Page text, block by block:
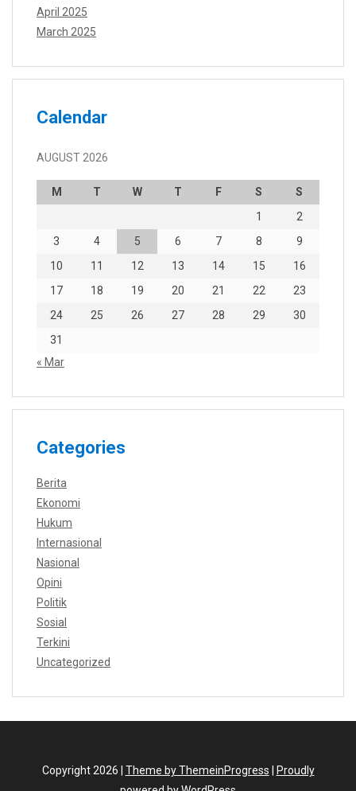
April 2025
March 2025
Calendar
AUGUST 2026
M T W T F S
S
1
2
3
4 5 6 7 8
9
10
11 12 13 14 15
16
17
18 19 20 21 22
23
24
25 26 27 28 29
30
31
« Mar
Categories
Berita
Ekonomi
Hukum
Internasional
Nasional
Opini
Politik
Sosial
Terkini
Uncategorized
Copyright 2026 | Theme by ThemeinProgress
Proudly